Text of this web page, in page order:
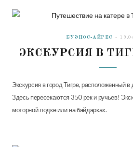
БУЭНОС-АЙРЕС
ЭКСКУРСИЯ В
Экскурсия в город Тигре, расположенный в
Здесь пересекаются 350 рек и ручьев!
моторной лодке или на байдарках.